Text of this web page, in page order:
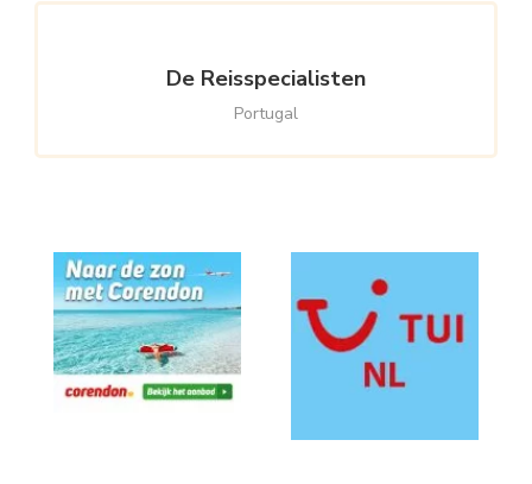
De Reisspecialisten
Portugal